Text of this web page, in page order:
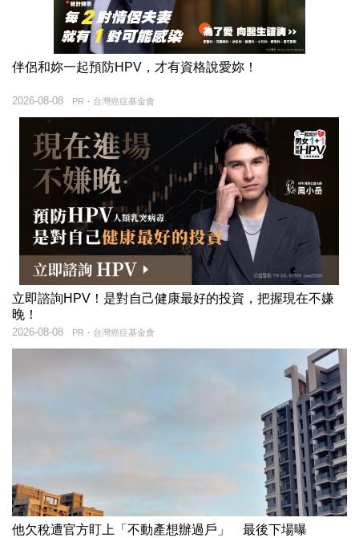
伴侶和妳一起預防HPV，才有資格說愛妳！
PR・台灣癌症基金會
2026-08-08
立即諮詢HPV！是對自己健康最好的投資，把握現在不嫌
晚！
PR・台灣癌症基金會
2026-08-08
他欠稅遭官方盯上「不動產想辦過戶」 最後下場曝